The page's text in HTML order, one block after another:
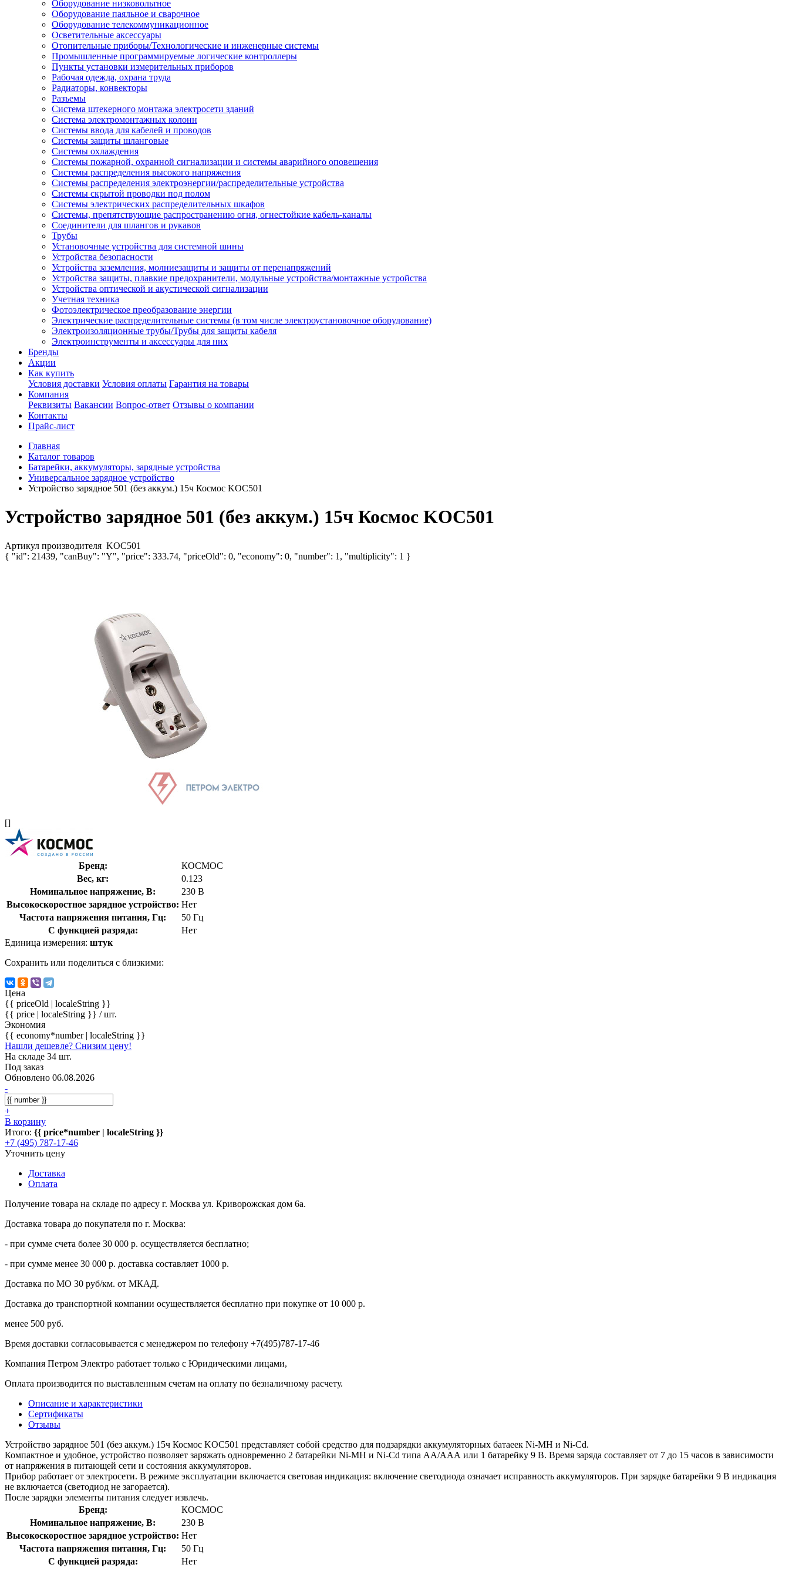
Оборудование низковольтное
Оборудование паяльное и сварочное
Оборудование телекоммуникационное
Осветительные аксессуары
Отопительные приборы/Технологические и инженерные системы
Промышленные программируемые логические контроллеры
Пункты установки измерительных приборов
Рабочая одежда, охрана труда
Радиаторы, конвекторы
Разъемы
Система штекерного монтажа электросети зданий
Система электромонтажных колонн
Системы ввода для кабелей и проводов
Системы защиты шланговые
Системы охлаждения
Системы пожарной, охранной сигнализации и системы аварийного оповещения
Системы распределения высокого напряжения
Системы распределения электроэнергии/распределительные устройства
Системы скрытой проводки под полом
Системы электрических распределительных шкафов
Системы, препятствующие распространению огня, огнестойкие кабель-каналы
Соединители для шлангов и рукавов
Трубы
Установочные устройства для системной шины
Устройства безопасности
Устройства заземления, молниезащиты и защиты от перенапряжений
Устройства защиты, плавкие предохранители, модульные устройства/монтажные устройства
Устройства оптической и акустической сигнализации
Учетная техника
Фотоэлектрическое преобразование энергии
Электрические распределительные системы (в том числе электроустановочное оборудование)
Электроизоляционные трубы/Трубы для защиты кабеля
Электроинструменты и аксессуары для них
Бренды
Акции
Как купить
Условия доставки Условия оплаты Гарантия на товары
Компания
Реквизиты Вакансии Вопрос-ответ Отзывы о компании
Контакты
Прайс-лист
Главная
Каталог товаров
Батарейки, аккумуляторы, зарядные устройства
Универсальное зарядное устройство
Устройство зарядное 501 (без аккум.) 15ч Космос KOC501
Устройство зарядное 501 (без аккум.) 15ч Космос KOC501
Артикул производителя KOC501
{ "id": 21439, "canBuy": "Y", "price": 333.74, "priceOld": 0, "economy": 0, "number": 1, "multiplicity": 1 }
[]
Бренд:
КОСМОС
Вес, кг:
0.123
Номинальное напряжение, В:
230 В
Высокоскоростное зарядное устройство: Нет
Частота напряжения питания, Гц:
50 Гц
С функцией разряда:
Нет
Единица измерения: штук
Сохранить или поделиться с близкими:
Цена
{{ priceOld | localeString }}
{{ price | localeString }} / шт.
Экономия
{{ economy*number | localeString }}
Нашли дешевле? Снизим цену!
На складе 34 шт.
Под заказ
Обновлено 06.08.2026
-
+
В корзину
Итого: {{ price*number | localeString }}
+7 (495) 787-17-46
Уточнить цену
Доставка
Оплата
Получение товара на складе по адресу г. Москва ул. Криворожская дом 6а.
Доставка товара до покупателя по г. Москва:
- при сумме счета более 30 000 р. осуществляется бесплатно;
- при сумме менее 30 000 р. доставка составляет 1000 р.
Доставка по МО 30 руб/км. от МКАД.
Доставка до транспортной компании осуществляется бесплатно при покупке от 10 000 р.
менее 500 руб.
Время доставки согласовывается с менеджером по телефону +7(495)787-17-46
Компания Петром Электро работает только с Юридическими лицами,
Оплата производится по выставленным счетам на оплату по безналичному расчету.
Описание и характеристики
Сертификаты
Отзывы
Устройство зарядное 501 (без аккум.) 15ч Космос KOC501 представляет собой средство для подзарядки аккумуляторных батаеек Ni-MH и Ni-Cd.
Компактное и удобное, устройство позволяет заряжать одновременно 2 батарейки Ni-MH и Ni-Cd типа АА/ААА или 1 батарейку 9 В. Время заряда составляет от 7 до 15 часов в зависимости
от напряжения в питающей сети и состояния аккумуляторов.
Прибор работает от электросети. В режиме эксплуатации включается световая индикация: включение светодиода означает исправность аккумуляторов. При зарядке батарейки 9 В индикация
не включается (светодиод не загорается).
После зарядки элементы питания следует извлечь.
Бренд:
КОСМОС
Номинальное напряжение, В:
230 В
Высокоскоростное зарядное устройство: Нет
Частота напряжения питания, Гц:
50 Гц
С функцией разряда:
Нет